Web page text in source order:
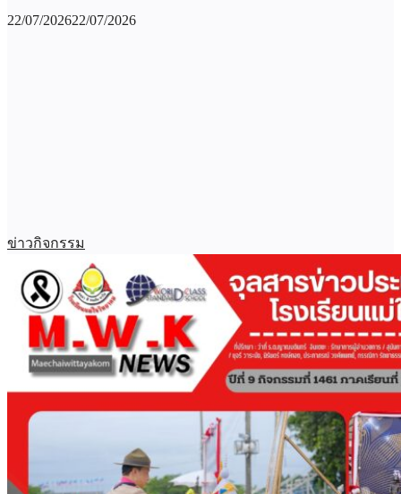
22/07/202622/07/2026
ข่าวกิจกรรม